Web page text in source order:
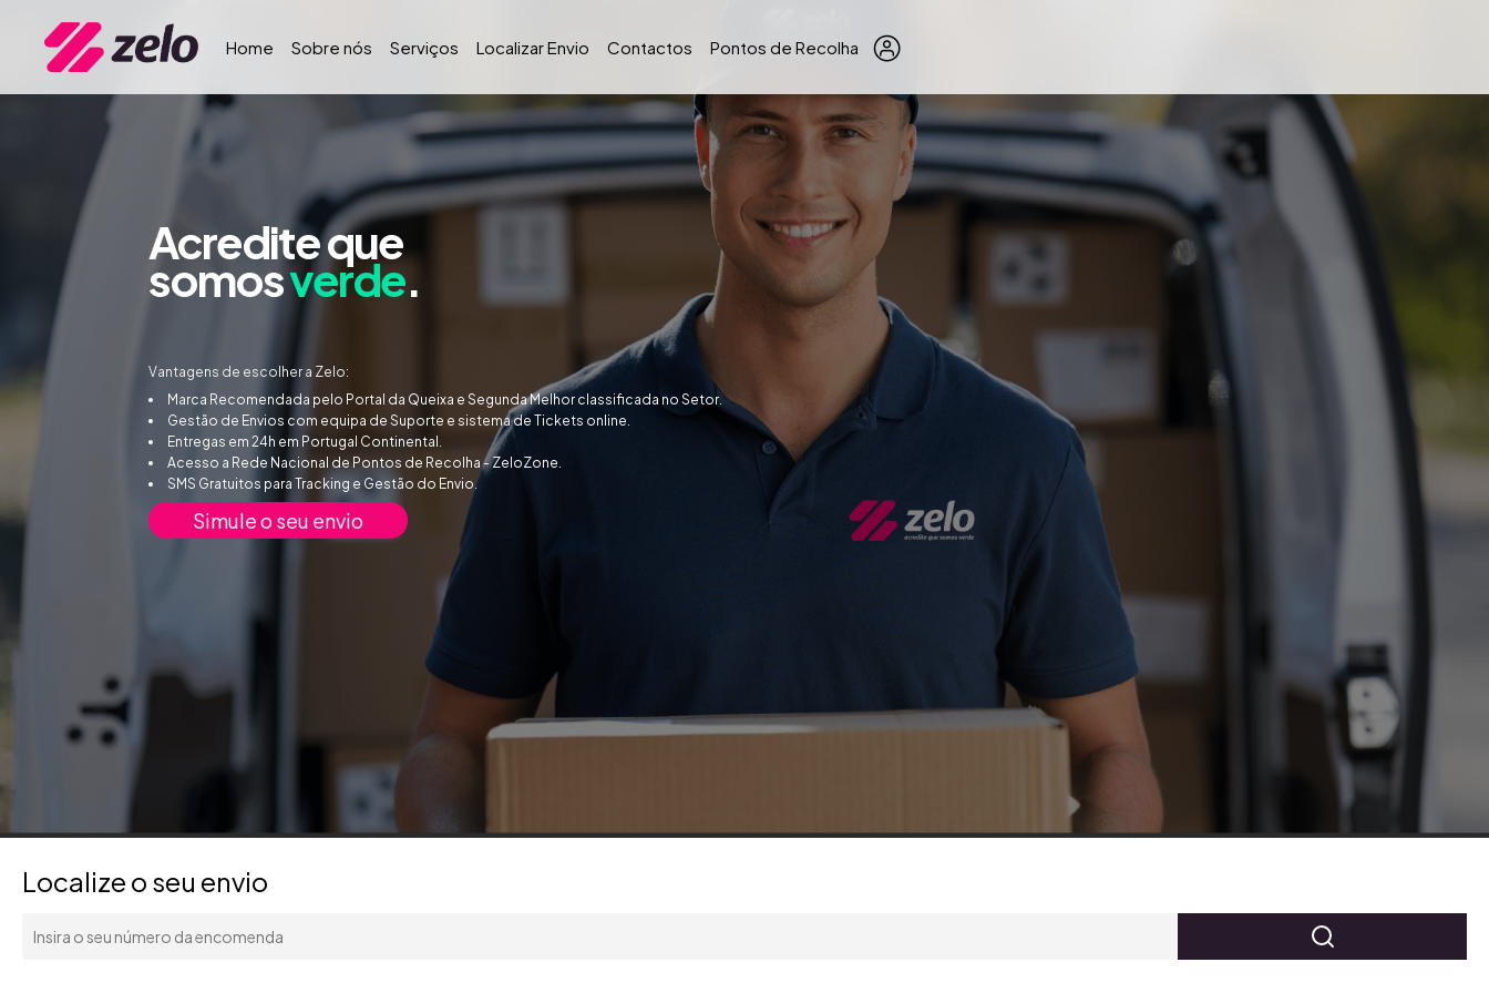
Home Sobre nós Serviços Localizar Envio Contactos Pontos de Recolha
Acredite que
somosverde.
Vantagens de escolher a Zelo:
Marca Recomendada pelo Portal da Queixa e Segunda Melhor classificada no Setor.
Gestão de Envios com equipa de Suporte e sistema de Tickets online.
Entregas em 24h em Portugal Continental.
Acesso a Rede Nacional de Pontos de Recolha - ZeloZone.
SMS Gratuitos para Tracking e Gestão do Envio.
Simule o seu envio
Localize o seu envio